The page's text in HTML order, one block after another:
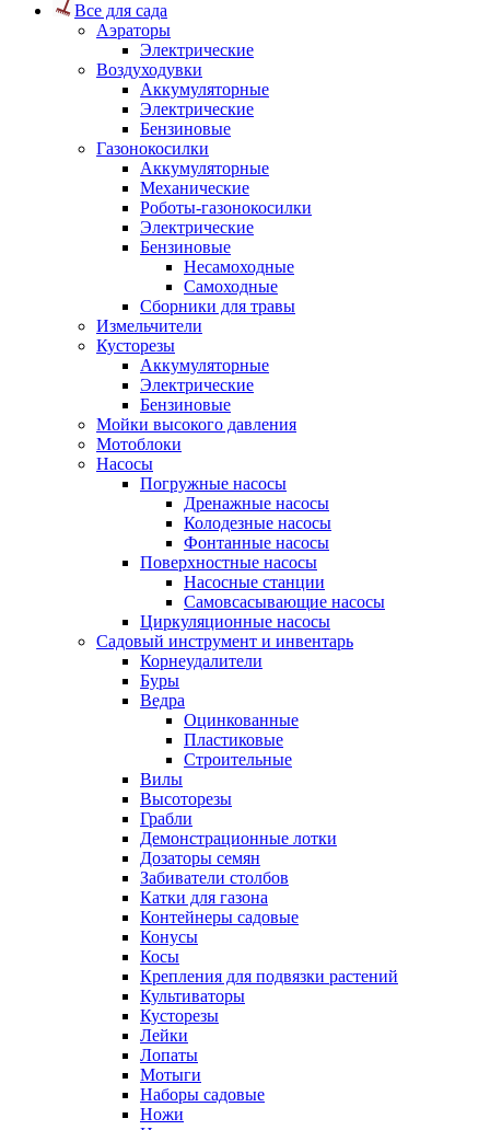
Все для сада
Аэраторы
Электрические
Воздуходувки
Аккумуляторные
Электрические
Бензиновые
Газонокосилки
Аккумуляторные
Механические
Роботы-газонокосилки
Электрические
Бензиновые
Несамоходные
Самоходные
Сборники для травы
Измельчители
Кусторезы
Аккумуляторные
Электрические
Бензиновые
Мойки высокого давления
Мотоблоки
Насосы
Погружные насосы
Дренажные насосы
Колодезные насосы
Фонтанные насосы
Поверхностные насосы
Насосные станции
Самовсасывающие насосы
Циркуляционные насосы
Садовый инструмент и инвентарь
Корнеудалители
Буры
Ведра
Оцинкованные
Пластиковые
Строительные
Вилы
Высоторезы
Грабли
Демонстрационные лотки
Дозаторы семян
Забиватели столбов
Катки для газона
Контейнеры садовые
Конусы
Косы
Крепления для подвязки растений
Культиваторы
Кусторезы
Лейки
Лопаты
Мотыги
Наборы садовые
Ножи